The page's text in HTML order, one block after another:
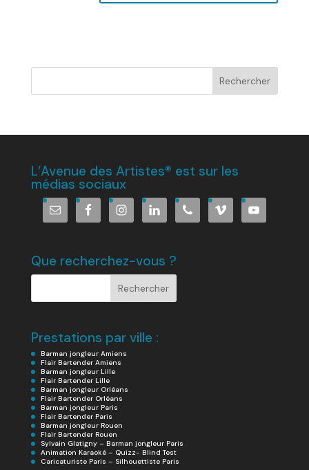
L’Avenue des Artistes® est sur les
médias sociaux
Que recherchez-vous ?
Prestations par ville :
Barman jongleur Amiens
Flair Bartender Amiens
Barman jongleur Lille
Flair Bartender Lille
Barman jongleur Orléans
Flair Bartender Orléans
Barman jongleur Paris
Flair Bartender Paris
Barman jongleur Rouen
Flair Bartender Rouen
Sylvain Glatigny – Barman jongleur Paris
Animation Karaoké – Quizz- Blind Test
Caricaturiste Paris – Silhouettiste Paris